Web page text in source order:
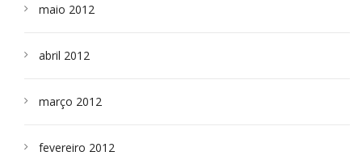
maio 2012
abril 2012
março 2012
fevereiro 2012